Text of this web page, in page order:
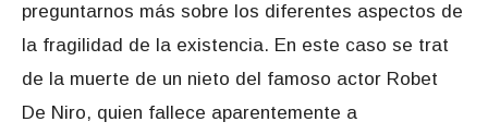
preguntarnos más sobre los diferentes aspectos de
la fragilidad de la existencia. En este caso se trat
de la muerte de un nieto del famoso actor Robet
De Niro, quien fallece aparentemente a